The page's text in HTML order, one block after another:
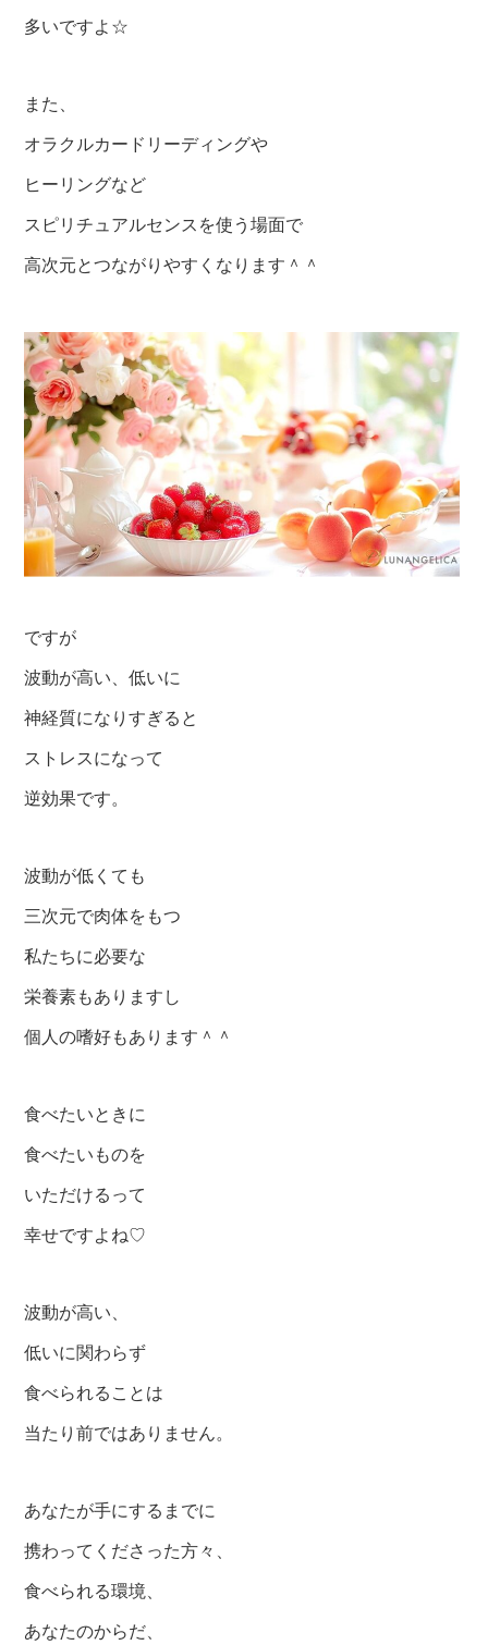
多いですよ☆
また、
オラクルカードリーディングや
ヒーリングなど
スピリチュアルセンスを使う場面で
高次元とつながりやすくなります＾＾
ですが
波動が高い、低いに
神経質になりすぎると
ストレスになって
逆効果です。
波動が低くても
三次元で肉体をもつ
私たちに必要な
栄養素もありますし
個人の嗜好もあります＾＾
食べたいときに
食べたいものを
いただけるって
幸せですよね♡
波動が高い、
低いに関わらず
食べられることは
当たり前ではありません。
あなたが手にするまでに
携わってくださった方々、
食べられる環境、
あなたのからだ、